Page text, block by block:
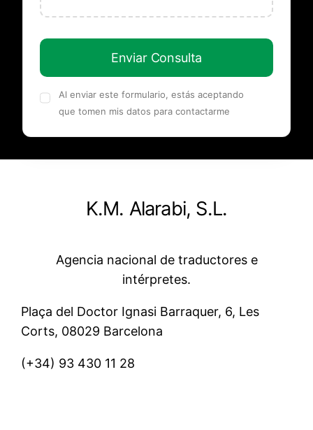
Enviar Consulta
Al enviar este formulario, estás aceptando
que tomen mis datos para contactarme
K.M. Alarabi, S.L.
Agencia nacional de traductores e
intérpretes.
Plaça del Doctor Ignasi Barraquer, 6, Les
Corts, 08029 Barcelona
(+34) 93 430 11 28